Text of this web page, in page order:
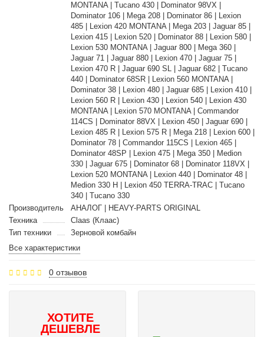
MONTANA | Tucano 430 | Dominator 98VX |
Dominator 106 | Mega 208 | Dominator 86 | Lexion
485 | Lexion 420 MONTANA | Mega 203 | Jaguar 85 |
Lexion 415 | Lexion 520 | Dominator 88 | Lexion 580 |
Lexion 530 MONTANA | Jaguar 800 | Mega 360 |
Jaguar 71 | Jaguar 880 | Lexion 470 | Jaguar 75 |
Lexion 470 R | Jaguar 690 SL | Jaguar 682 | Tucano
440 | Dominator 68SR | Lexion 560 MONTANA |
Dominator 38 | Lexion 480 | Jaguar 685 | Lexion 410 |
Lexion 560 R | Lexion 430 | Lexion 540 | Lexion 430
MONTANA | Lexion 570 MONTANA | Commandor
114CS | Dominator 88VX | Lexion 450 | Jaguar 690 |
Lexion 485 R | Lexion 575 R | Mega 218 | Lexion 600 |
Dominator 78 | Commandor 115CS | Lexion 465 |
Dominator 48SP | Lexion 475 | Mega 350 | Medion
330 | Jaguar 675 | Dominator 68 | Dominator 118VX |
Lexion 520 MONTANA | Lexion 440 | Dominator 48 |
Medion 330 H | Lexion 450 TERRA-TRAC | Tucano
340 | Tucano 330
Производитель
АНАЛОГ | HEAVY-PARTS ORIGINAL
Техника
Claas (Клаас)
Тип техники
Зерновой комбайн
Все характеристики
0 отзывов
ХОТИТЕ
ДЕШЕВЛЕ